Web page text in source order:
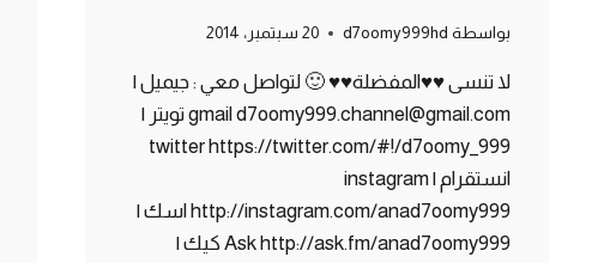
بواسطة d7oomy999hd 20 سبتمبر، 2014
لا تنسى ♥♥المفضلة♥♥ 🙂 لتواصل معي : جيميل |
gmail d7oomy999.channel@gmail.com تويتر |
twitter https://twitter.com/#!/d7oomy_999
انستقرام | instagram
http://instagram.com/anad7oomy999 اسك |
Ask http://ask.fm/anad7oomy999 كيك |